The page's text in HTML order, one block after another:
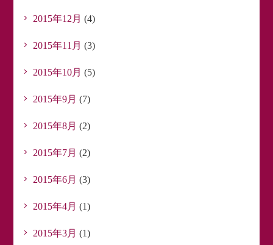
2015年12月 (4)
2015年11月 (3)
2015年10月 (5)
2015年9月 (7)
2015年8月 (2)
2015年7月 (2)
2015年6月 (3)
2015年4月 (1)
2015年3月 (1)